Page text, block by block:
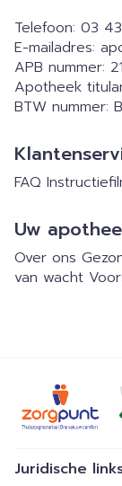
Telefoon: 03
E-mailadres:
APB nummer:
Apotheek
BTW nummer:
FAQ
Uw
Over ons
van wacht
Juridische